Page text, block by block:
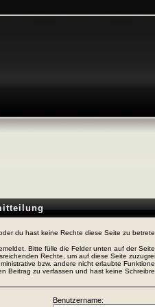
du hast keine Rechte diese Seite zu
Bitte fülle die Felder unten auf der
Rechte, um auf diese Seite
bzw. andere nicht erlaubte
Beitrag zu verfassen und hast keine
Benutzername: